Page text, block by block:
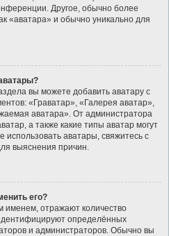
Другое, обычно более
«аватара» и обычно уникально для
вы можете добавить аватару с
«Граватар», «Галерея аватар»,
аватара». От администратора
а также какие типы аватар могут
аватары, свяжитесь с
выяснения причин.
его?
отражают количество
определённых
и администраторов. Обычно вы